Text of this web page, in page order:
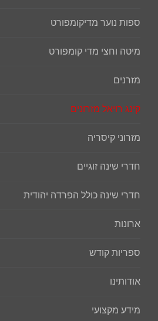
ספות נוער מדיקומפורט
מיטה וחצי מדי קומפורט
מזרנים
קינג רויאל מזרונים
מזרוני קיסריה
חדרי שינה זוגיים
חדרי שינה כולל הפרדה יהודית
ארונות
ספריות קודש
אודותינו
מידע מקצועי